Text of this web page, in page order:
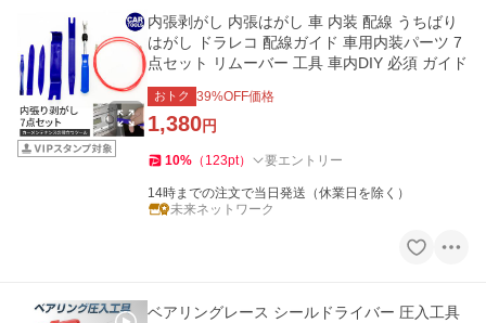
内張剥がし 内張はがし 車 内装 配線 うちばり
はがし ドラレコ 配線ガイド 車用内装パーツ 7
点セット リムーバー 工具 車内DIY 必須 ガイド
おトク 39%OFF価格
1,380円
10% （ 123pt） 要エントリー
14時までの注文で当日発送（休業日を除く）
未来ネットワーク
ベアリングレース シールドライバー 圧入工具